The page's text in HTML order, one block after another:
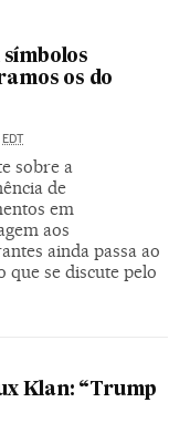
os do
EDT
sobre a
de
em
aos
ainda passa ao
que se discute pelo
Klan: “Trump